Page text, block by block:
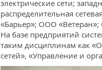
электрические сети;
распределительная
«Барьер»; ООО «Ветеран»;
На базе предприятий
таким дисциплинам как
сетей», «Управление и